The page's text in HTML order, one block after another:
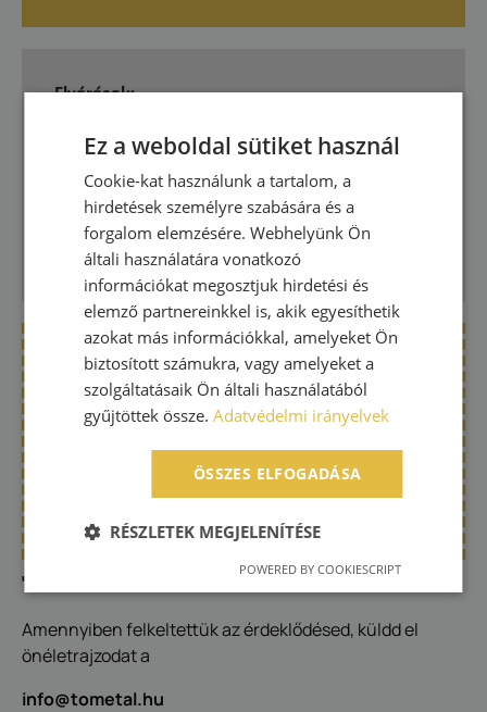
Elvárások:
Hagyományos, kézi mérőeszközök
ismerete
Két műszakos munkarend vállalása
Precíz, önálló munkavégzés
Csapatmunkára való hajlam
Előnyt jelent:
Mérőgépek ismerete (Optikai
tengelymérő, 3D koordináta gép)
8D riport készítéssel szerzett tapasztalat
Minőségügyi oktatásban szerzett
Jelentkezés módja:
Amennyiben felkeltettük az érdeklődésed, küldd el
önéletrajzodat a
info@tometal.hu
Ez a weboldal sütiket használ
Cookie-kat használunk a tartalom, a
hirdetések személyre szabására és a
forgalom elemzésére. Webhelyünk Ön
általi használatára vonatkozó
információkat megosztjuk hirdetési és
elemző partnereinkkel is, akik egyesíthetik
azokat más információkkal, amelyeket Ön
biztosított számukra, vagy amelyeket a
szolgáltatásaik Ön általi használatából
gyűjtöttek össze.Adatvédelmi irányelvek
ÖSSZES ELFOGADÁSA
RÉSZLETEK MEGJELENÍTÉSE
POWERED BY COOKIESCRIPT